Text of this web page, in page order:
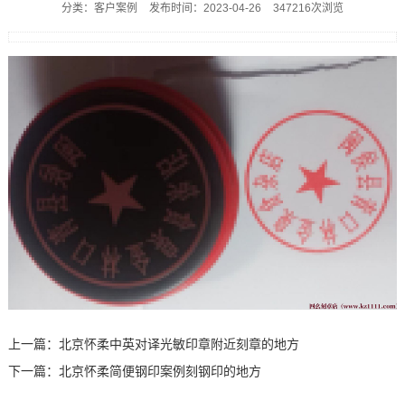
分类：客户案例 发布时间：2023-04-26 347216次浏览
上一篇： 北京怀柔中英对译光敏印章附近刻章的地方
下一篇： 北京怀柔简便钢印案例刻钢印的地方